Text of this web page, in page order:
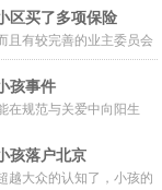
区买了多项保险
且有较完善的业主委员会
孩事件
在规范与关爱中向阳生
孩落户北京
越大众的认知了，小孩的